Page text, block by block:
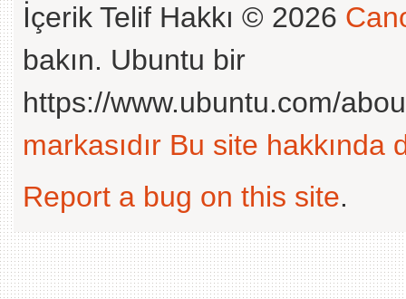
İçerik Telif Hakkı © 2026
bakın. Ubuntu bir
https://www.ubuntu.com/
markasıdır Bu site hakkında
Report a bug on this site.